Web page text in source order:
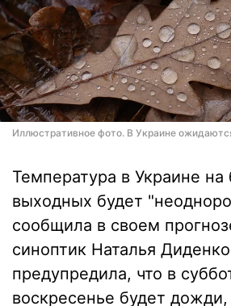
Иллюстративное фото. В Украине
Температура в Украине
выходных будет
сообщила в своем
синоптик Наталья
предупредила, что в
воскресенье будет